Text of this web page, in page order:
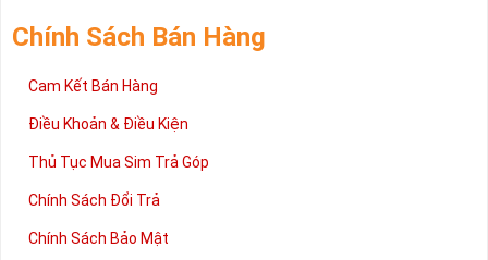
cấp trong bài viết này sẽ giúp bạn hiểu rõ ý nghĩa và các bước đặt
mua sim số tại Sim Tiền Giang nhanh chóng nhất.
Chúc quý khách tìm được chiếc sim Tứ quý 2 như ý!
Chính Sách Bán Hàng
Cam Kết Bán Hàng
Điều Khoản & Điều Kiện
Thủ Tục Mua Sim Trả Góp
Chính Sách Đổi Trả
Chính Sách Bảo Mật